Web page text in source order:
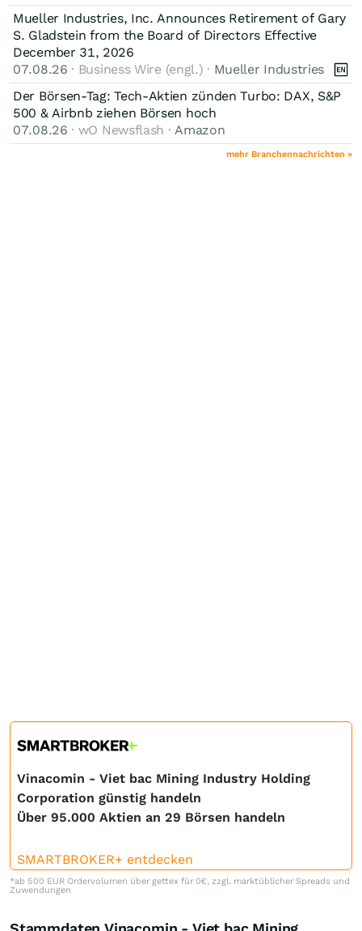
Mueller Industries, Inc. Announces Retirement of Gary
S. Gladstein from the Board of Directors Effective
December 31, 2026
07.08.26 · Business Wire (engl.) · Mueller Industries
Der Börsen-Tag: Tech-Aktien zünden Turbo: DAX, S&P
500 & Airbnb ziehen Börsen hoch
07.08.26 · wO Newsflash · Amazon
mehr Branchennachrichten »
Vinacomin - Viet bac Mining Industry Holding
Corporation günstig handeln
Über 95.000 Aktien an 29 Börsen handeln
SMARTBROKER+ entdecken
*ab 500 EUR Ordervolumen über gettex für 0€, zzgl. marktüblicher Spreads und
Zuwendungen